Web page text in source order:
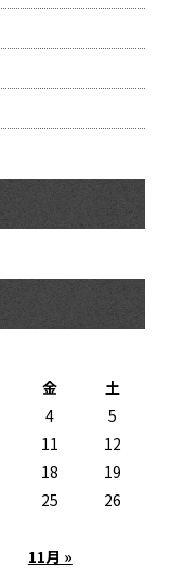
金 土
11月 »
4
5
11
12
18
19
25
26